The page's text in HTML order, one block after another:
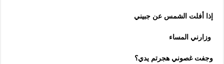
إذا أفلت الشمس عن جبيني
وزارني المساء
وجفت غصوني هجرتم يدي؟